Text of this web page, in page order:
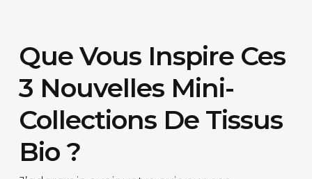
Que Vous Inspire Ces
3 Nouvelles Mini-
Collections De Tissus
Bio ?